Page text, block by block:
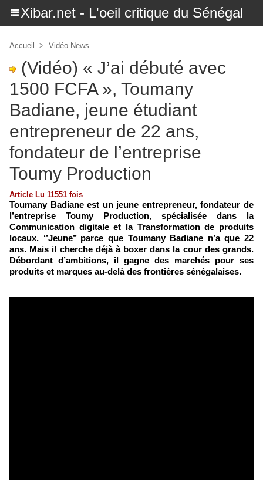
Xibar.net - L'oeil critique du Sénégal
Accueil > Vidéo News
(Vidéo) « J’ai débuté avec
1500 FCFA », Toumany
Badiane, jeune étudiant
entrepreneur de 22 ans,
fondateur de l’entreprise
Toumy Production
Article Lu 11551 fois
Toumany Badiane est un jeune entrepreneur, fondateur de
l’entreprise Toumy Production, spécialisée dans la
Communication digitale et la Transformation de produits
locaux. ‘’Jeune’’ parce que Toumany Badiane n’a que 22
ans. Mais il cherche déjà à boxer dans la cour des grands.
Débordant d’ambitions, il gagne des marchés pour ses
produits et marques au-delà des frontières sénégalaises.